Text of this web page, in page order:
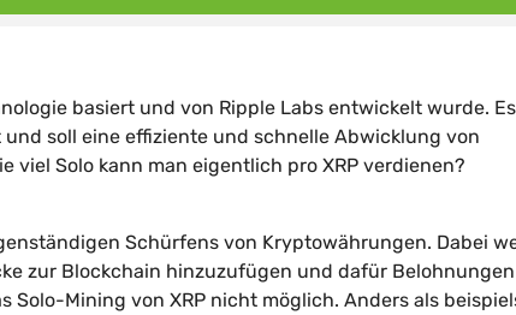
basiert und von Ripple Labs entwickelt wurde.
soll eine effiziente und schnelle Abwicklung von
Solo kann man eigentlich pro XRP verdienen?
Schürfens von Kryptowährungen. Dabei
zur Blockchain hinzuzufügen und dafür
Mining von XRP nicht möglich. Anders als